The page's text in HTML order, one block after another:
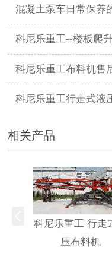
混凝土泵车日常保养
科尼乐重工--楼板爬
科尼乐重工布料机售
科尼乐重工行走式液
相关产品
科尼乐重工 行走
压布料机